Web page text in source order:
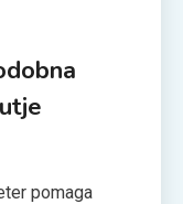
pomaga